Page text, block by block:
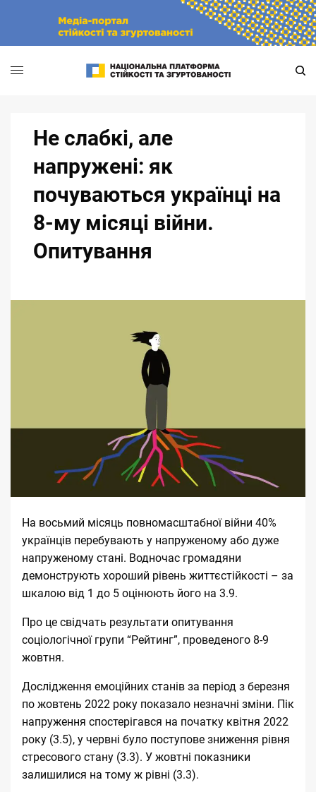
Не слабкі, але
напружені: як
почуваються українці на
8-му місяці війни.
Опитування
На восьмий місяць повномасштабної війни 40%
українців перебувають у напруженому або дуже
напруженому стані. Водночас громадяни
демонструють хороший рівень життєстійкості – за
шкалою від 1 до 5 оцінюють його на 3.9.
Про це свідчать результати опитування
соціологічної групи “Рейтинг”, проведеного 8-9
жовтня.
Дослідження емоційних станів за період з березня
по жовтень 2022 року показало незначні зміни. Пік
напруження спостерігався на початку квітня 2022
року (3.5), у червні було поступове зниження рівня
стресового стану (3.3). У жовтні показники
залишилися на тому ж рівні (3.3).